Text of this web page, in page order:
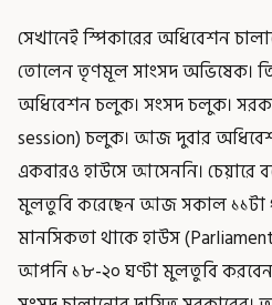
সেখানেই স্পিকারের অধিবেশন
তোলেন তৃণমূল সাংসদ অভিষেক।
অধিবেশন চলুক। সংসদ চলুক।
session) চলুক। আজ দুবার
একবারও হাউসে আসেননি। চেয়ারে
মুলতুবি করেছেন আজ সকাল ১১টা
মানসিকতা থাকে হাউস
আপনি ১৮-২০ ঘণ্টা মুলতুবি